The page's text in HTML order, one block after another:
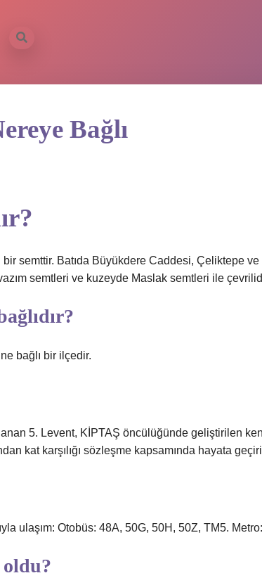
Bağlı
semttir. Batıda Büyükdere Caddesi, Çeliktepe ve
semtleri ve kuzeyde Maslak semtleri ile
bağlı bir ilçedir.
5. Levent, KİPTAŞ öncülüğünde geliştirilen
kat karşılığı sözleşme kapsamında hayata
ulaşım: Otobüs: 48A, 50G, 50H, 50Z, TM5.